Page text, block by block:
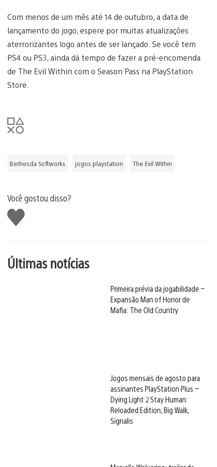
Com menos de um mês até 14 de outubro, a data de
lançamento do jogo, espere por muitas atualizações
aterrorizantes logo antes de ser lançado. Se você tem
PS4 ou PS3, ainda dá tempo de fazer a pré-encomenda
de The Evil Within com o Season Pass na PlayStation
Store.
Bethesda Softworks jogos playstation The Evil Within
Você gostou disso?
Curtir
Últimas notícias
Primeira prévia da jogabilidade –
Expansão Man of Honor de
Mafia: The Old Country
Jogos mensais de agosto para
assinantes PlayStation Plus –
Dying Light 2 Stay Human:
Reloaded Edition, Big Walk,
Signalis